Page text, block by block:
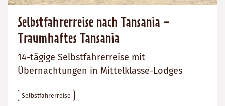
Selbstfahrerreise nach Tansania -
Traumhaftes Tansania
14-tägige Selbstfahrerreise mit
Übernachtungen in Mittelklasse-Lodges
Selbstfahrerreise